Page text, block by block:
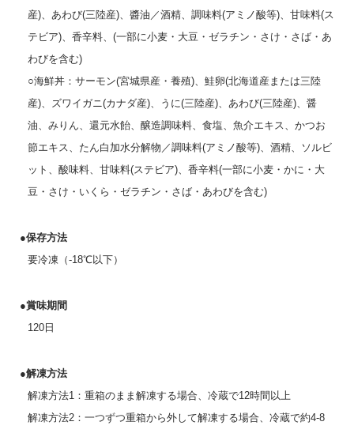
産)、あわび(三陸産)、醬油／酒精、調味料(アミノ酸等)、甘味料(ス
テビア)、香辛料、(一部に小麦・大豆・ゼラチン・さけ・さば・あ
わびを含む)
○海鮮丼：サーモン(宮城県産・養殖)、鮭卵(北海道産または三陸
産)、ズワイガニ(カナダ産)、うに(三陸産)、あわび(三陸産)、醤
油、みりん、還元水飴、醸造調味料、食塩、魚介エキス、かつお
節エキス、たん白加水分解物／調味料(アミノ酸等)、酒精、ソルビ
ット、酸味料、甘味料(ステビア)、香辛料(一部に小麦・かに・大
豆・さけ・いくら・ゼラチン・さば・あわびを含む)
●保存方法
要冷凍（-18℃以下）
●賞味期間
120日
●解凍方法
解凍方法1：重箱のまま解凍する場合、冷蔵で12時間以上
解凍方法2：一つずつ重箱から外して解凍する場合、冷蔵で約4-8